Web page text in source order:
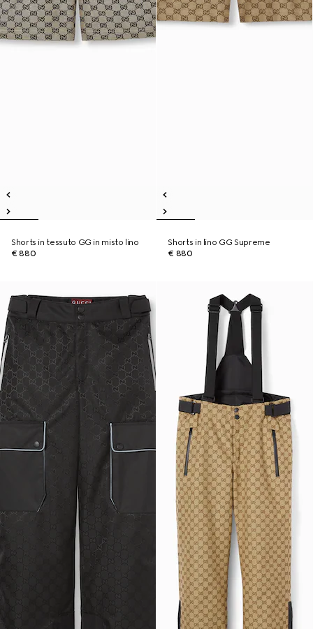
Shorts in tessuto GG in misto lino
€ 880
Shorts in lino GG Supreme
€ 880